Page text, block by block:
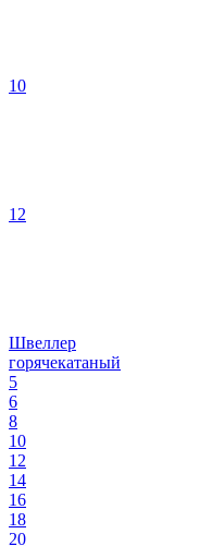
10
12
Швеллер
горячекатаный
5
6
8
10
12
14
16
18
20